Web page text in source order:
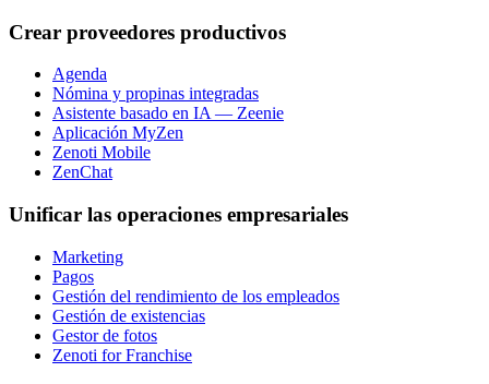
Crear proveedores productivos
Agenda
Nómina y propinas integradas
Asistente basado en IA — Zeenie
Aplicación MyZen
Zenoti Mobile
ZenChat
Unificar las operaciones empresariales
Marketing
Pagos
Gestión del rendimiento de los empleados
Gestión de existencias
Gestor de fotos
Zenoti for Franchise